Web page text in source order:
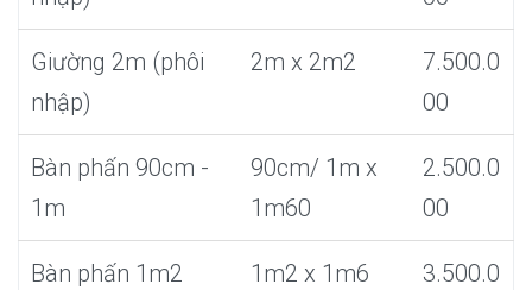
Giường 2m (phôi
nhập)
2m x 2m2
7.500.0
00
Bàn phấn 90cm -
1m
90cm/ 1m x
1m60
2.500.0
00
Bàn phấn 1m2 1m2 x 1m6
3.500.0